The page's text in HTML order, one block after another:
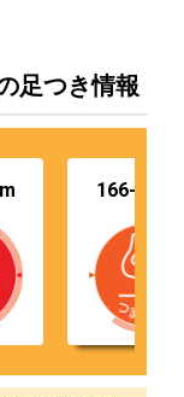
足つき情報
166-